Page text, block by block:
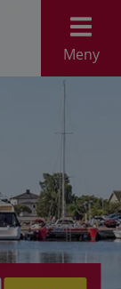
Meny